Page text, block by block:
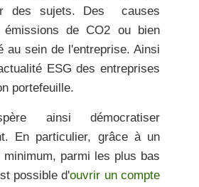
des sujets. Des causes
de CO2 ou bien
au sein de l'entreprise. Ainsi
ESG des entreprises
portefeuille.
ainsi démocratiser
En particulier, grâce à un
minimum, parmi les plus bas
possible d'ouvrir un compte